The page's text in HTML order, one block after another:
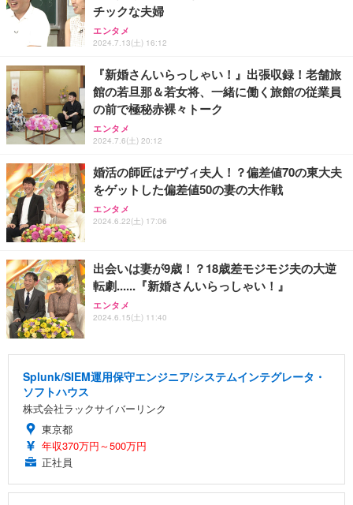
グ イヤホン 変換 MFI認証 4極 内蔵DAC 遅延なし 音
量調節/音楽
￥999
寝ホン 睡眠用イヤホン 寝ながら 痛くない 超軽量2.8
g ASMR推薦 ワイヤレス Bluetooth6.1 柔軟性高 安
￥2,682
チックな夫婦
エンタメ
2024.7.13(土) 16:12
『新婚さんいらっしゃい！』出張収録！老舗旅
館の若旦那＆若女将、一緒に働く旅館の従業員
の前で極秘赤裸々トーク
エンタメ
2024.7.6(土) 20:12
婚活の師匠はデヴィ夫人！？偏差値70の東大夫
をゲットした偏差値50の妻の大作戦
エンタメ
2024.6.22(土) 17:06
出会いは妻が9歳！？18歳差モジモジ夫の大逆
転劇......『新婚さんいらっしゃい！』
エンタメ
2024.6.15(土) 11:40
Splunk/SIEM運用保守エンジニア/システムインテグレータ・
ソフトハウス
株式会社ラックサイバーリンク
東京都
年収370万円～500万円
正社員